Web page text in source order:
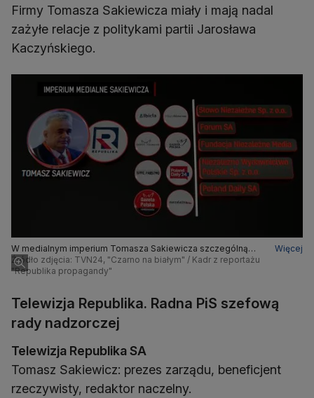
Firmy Tomasza Sakiewicza miały i mają nadal
zażyłe relacje z politykami partii Jarosława
Kaczyńskiego.
W medialnym imperium Tomasza Sakiewicza szczególną
rolę z punktu widzenia interesów PiS pełni teraz Telewizja
Republika
Więcej
Źródło zdjęcia: TVN24, "Czarno na białym" / Kadr z reportażu
"Republika propagandy"
Telewizja Republika. Radna PiS szefową
rady nadzorczej
Telewizja Republika SA
Tomasz Sakiewicz: prezes zarządu, beneficjent
rzeczywisty, redaktor naczelny.